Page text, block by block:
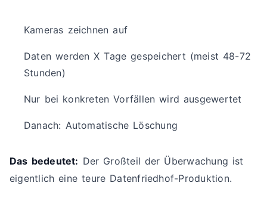
Kameras zeichnen auf
Daten werden X Tage gespeichert (meist 48-72
Stunden)
Nur bei konkreten Vorfällen wird ausgewertet
Danach: Automatische Löschung
Das bedeutet: Der Großteil der Überwachung ist
eigentlich eine teure Datenfriedhof-Produktion.